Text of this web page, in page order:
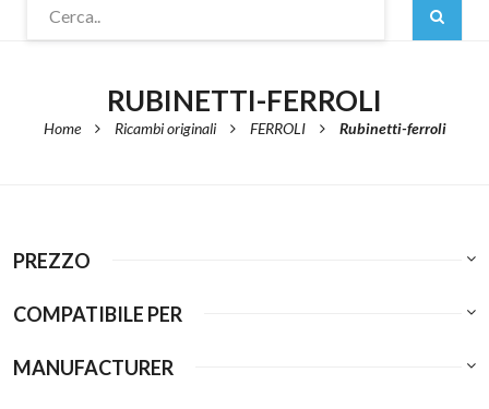
RUBINETTI-FERROLI
Home Ricambi originali FERROLI Rubinetti-ferroli
PREZZO
COMPATIBILE PER
MANUFACTURER